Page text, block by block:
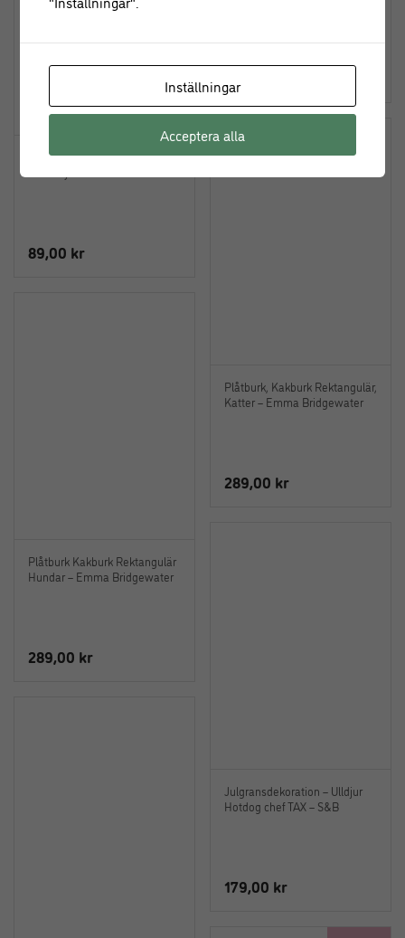
Flaggspel TAX “Happy
89,00 kr
Plåtburk, Kakburk Rektangulär,
Katter – Emma Bridgewater
289,00 kr
Plåtburk Kakburk Rektangulär
Hundar – Emma Bridgewater
289,00 kr
Julgransdekoration – Ulldjur
Hotdog chef TAX – S&B
179,00 kr
Inställningar
Acceptera alla